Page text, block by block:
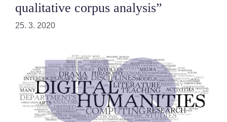
qualitative corpus analysis”
25. 3. 2020